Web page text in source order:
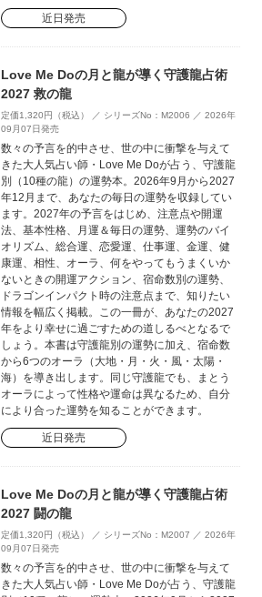
近日発売
Love Me Doの月と龍が導く守護龍占術
2027 救の龍
定価1,320円（税込） ／ シリーズNo：M2006 ／ 2026年
09月07日発売
数々の予言を的中させ、世の中に衝撃を与えて
きた大人気占い師・Love Me Doが占う、守護龍
別（10種の龍）の運勢本。2026年9月から2027
年12月まで、あなたの毎日の運勢を収録してい
ます。2027年の予言をはじめ、注意点や開運
法、基本性格、月運＆毎日の運勢、運勢のバイ
オリズム、総合運、恋愛運、仕事運、金運、健
康運、相性、オーラ、何をやってもうまくいか
ないときの開運アクション、宿命数別の運勢、
ドラゴンインパクト時の注意点まで、知りたい
情報を幅広く掲載。この一冊が、あなたの2027
年をより幸せに過ごすための道しるべとなるで
しょう。本書は守護龍別の運勢に加え、宿命数
から6つのオーラ（大地・月・火・風・太陽・
海）を導き出します。同じ守護龍でも、まとう
オーラによって性格や運命は異なるため、自分
により合った運勢を知ることができます。
近日発売
Love Me Doの月と龍が導く守護龍占術
2027 闘の龍
定価1,320円（税込） ／ シリーズNo：M2007 ／ 2026年
09月07日発売
数々の予言を的中させ、世の中に衝撃を与えて
きた大人気占い師・Love Me Doが占う、守護龍